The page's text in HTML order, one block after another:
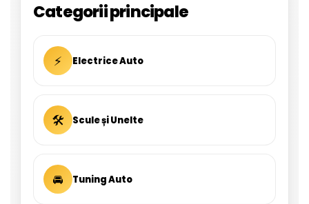
Categorii principale
⚡ Electrice Auto
🛠 Scule și Unelte
🚘 Tuning Auto